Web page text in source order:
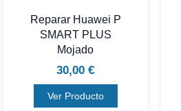
Reparar Huawei P
SMART PLUS
Mojado
30,00 €
Ver Producto